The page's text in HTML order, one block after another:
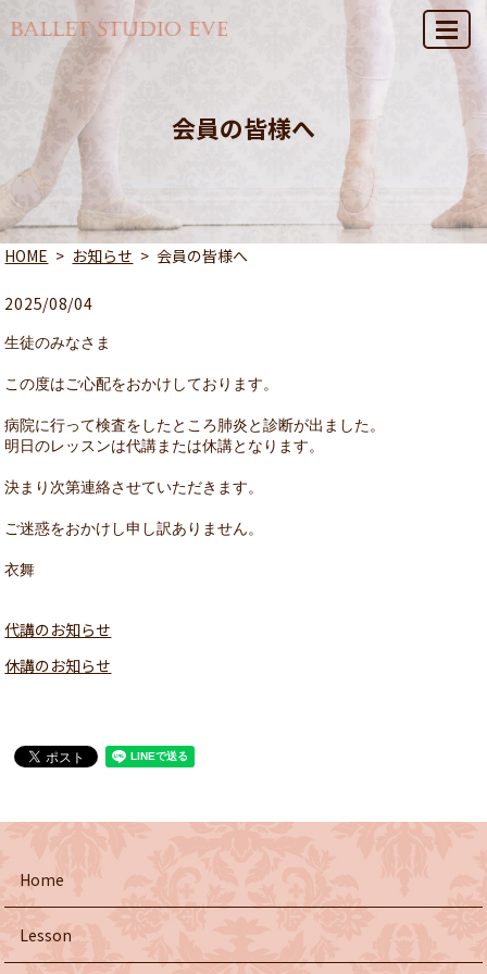
MENU
会員の皆様へ
HOME お知らせ 会員の皆様へ
2025/08/04
生徒のみなさま
この度はご心配をおかけしております。
病院に行って検査をしたところ肺炎と診断が出ました。
明日のレッスンは代講または休講となります。
決まり次第連絡させていただきます。
ご迷惑をおかけし申し訳ありません。
衣舞
代講のお知らせ
休講のお知らせ
Home
Lesson